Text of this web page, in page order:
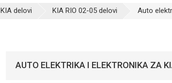
KIA delovi KIA RIO 02-05 delovi Auto
AUTO ELEKTRIKA I ELEKTRONIKA ZA